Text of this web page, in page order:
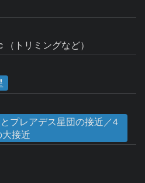
トリミングなど）
プレアデス星団の接近／4
接近